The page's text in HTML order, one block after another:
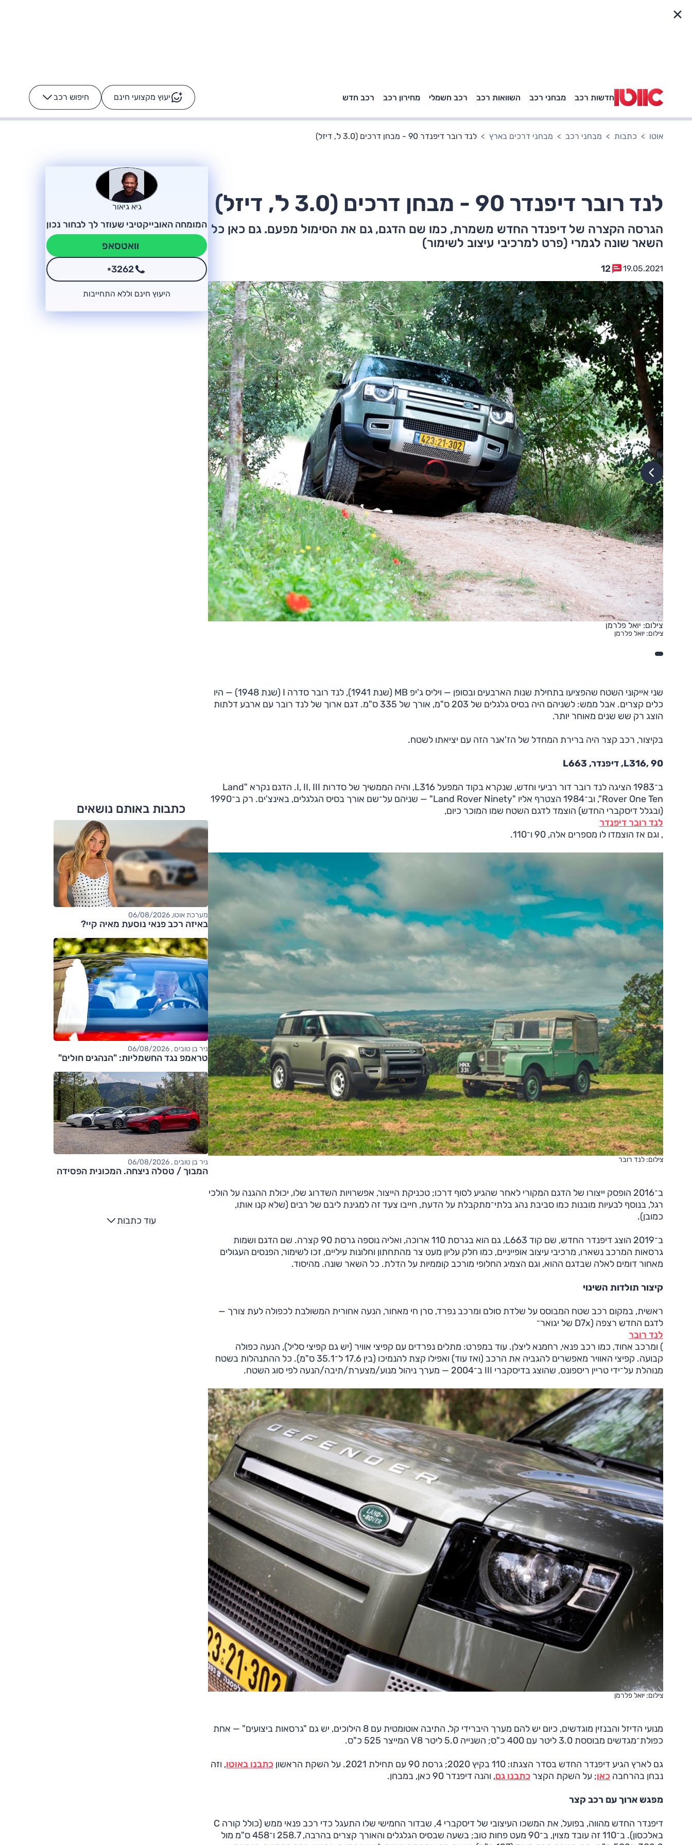
חדשות רכב מבחני רכב השוואות רכב רכב חשמלי מחירון רכב רכב חדש יעוץ מקצועי חינם חיפוש רכב -
באיזה רכב פנאי נוסעת
טויוטה ראב 4, קיה
ספורטאז' לונג ויונדאי
הנייר ועל הכביש
רכבי הסלבס: על מה נוסע
הרכב לא מתקלקל. המסך
כן
אוטו כתבות מבחני רכב מבחני דרכים בארץ לנד רובר דיפנדר 90 - מבחן דרכים (3.0 ל', דיזל)
לנד רובר דיפנדר 90 - מבחן דרכים (3.0 ל', דיזל)
הגרסה הקצרה של דיפנדר החדש משמרת, כמו שם הדגם, גם את הסימול מפעם. גם כאן כל
השאר שונה לגמרי (פרט למרכיבי עיצוב לשימור)
19.05.2021
12
צילום: יואל פלרמן
צילום: יואל פלרמן
שני אייקוני השטח שהפציעו בתחילת שנות הארבעים ובסופן — ויליס ג'יפ MB (שנת 1941), לנד רובר סדרה I (שנת 1948) — היו
כלים קצרים. אבל ממש: לשניהם היה בסיס גלגלים של 203 ס"מ, אורך של 335 ס"מ. דגם ארוך של לנד רובר עם ארבע דלתות
הוצג רק שש שנים מאוחר יותר.
בקיצור, רכב קצר היה ברירת המחדל של הז'אנר הזה עם יציאתו לשטח.
L316, 90, דיפנדר, L663
ב־1983 הציגה לנד רובר דור רביעי וחדש, שנקרא בקוד המפעל L316, והיה הממשיך של סדרות I, II, III. הדגם נקרא "Land
Rover One Ten", וב־1984 הצטרף אליו "Land Rover Ninety" — שניהם על־שם אורך בסיס הגלגלים, באינצ'ים. רק ב־1990
(ובגלל דיסקברי החדש) הוצמד לדגם השטח שמו המוכר כיום,
לנד רובר דיפנדר
, וגם אז הוצמדו לו מספרים אלה, 90 ו־110.
צילום: לנד רובר
ב־2016 הופסק ייצורו של הדגם המקורי לאחר שהגיע לסוף דרכו; טכניקת הייצור, אפשרויות השדרוג שלו, יכולת ההגנה על הולכי
רגל, בנוסף לבעיות מובנות כמו סביבת נהג בלתי־מתקבלת על הדעת, חייבו צעד זה למגינת ליבם של רבים (שלא קנו אותו,
כמובן).
ב־2019 הוצג דיפנדר החדש, שם קוד L663, גם הוא בגרסת 110 ארוכה, ואליה נוספה גרסת 90 קצרה. שם הדגם ושמות
גרסאות המרכב נשארו, מרכיבי עיצוב אופייניים, כמו חלק עליון מעט צר מהתחתון וחלונות עיליים, זכו לשימור, הפנסים העגולים
מאחור דומים לאלה שבדגם ההוא, וגם הצמיג החלופי מורכב קוממיות על הדלת. כל השאר שונה. מהיסוד.
קיצור תולדות השינוי
ראשית, במקום רכב שטח המבוסס על שלדת סולם ומרכב נפרד, סרן חי מאחור, הנעה אחורית המשולבת לכפולה לעת צורך —
לדגם החדש רצפה (D7x של יגואר־
לנד רובר
) ומרכב אחוד, כמו רכב פנאי, רחמנא ליצלן. עוד במפרט: מתלים נפרדים עם קפיצי אוויר (יש גם קפיצי סליל), הנעה כפולה
קבועה. קפיצי האוויר מאפשרים להגביה את הרכב (ואז עוד) ואפילו קצת להנמיכו (בין 17.6 ל־35.1 ס"מ). כל ההתנהלות בשטח
מנוהלת על־ידי טריין ריספונס, שהוצג בדיסקברי III ב־2004 — מערך ניהול מנוע/מצערת/תיבה/הנעה לפי סוג השטח.
צילום: יואל פלרמן
מנועי הדיזל והבנזין מוגדשים, כיום יש להם מערך היברידי קל, התיבה אוטומטית עם 8 הילוכים, יש גם "גרסאות ביצועים" — אחת
כפולת־מגדשים מבוססת 3.0 ליטר עם 400 כ"ס; השנייה 5.0 ליטר V8 המייצר 525 כ"ס.
גם לארץ הגיע דיפנדר החדש בסדר הצגתו: 110 בקיץ 2020; גרסת 90 עם תחילת 2021. על השקת הראשון כתבנו באוטו, וזה
נבחן בהרחבה כאן; על השקת הקצר כתבנו גם, והנה דיפנדר 90 כאן, במבחן.
מפגש ארוך עם רכב קצר
דיפנדר החדש מהווה, בפועל, את המשכו העיצובי של דיסקברי 4, שבדור החמישי שלו התעגל כדי רכב פנאי ממש (כולל קורה C
באלכסון). ב־110 זה עובד מצוין, ב־90 מעט פחות טוב; בשעה שבסיס הגלגלים והאורך קצרים בהרבה, 258.7 ו־458 ס"מ מול
גיא גיאור
המומחה האובייקטיבי שעוזר לך לבחור נכון
וואטסאפ
*3262
היעוץ חינם וללא התחייבות
כתבות באותם נושאים
מערכת אוטו, 06/08/2026
באיזה רכב פנאי נוסעת מאיה קיי?
ניר בן טובים , 06/08/2026
טראמפ נגד החשמליות: "הנהגים חולים"
ניר בן טובים , 06/08/2026
המבוך / טסלה ניצחה. המכונית הפסידה
עוד כתבות